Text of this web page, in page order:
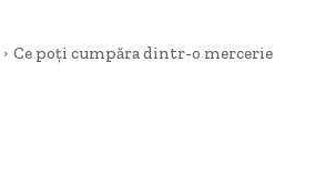
Ce poți cumpăra dintr-o mercerie